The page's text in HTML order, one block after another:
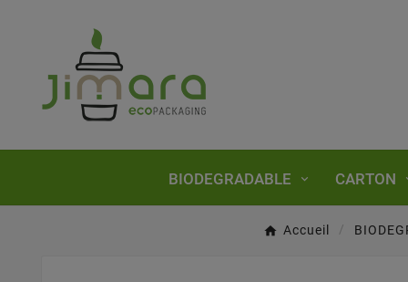
BIODEGRADABLE CARTON
Accueil